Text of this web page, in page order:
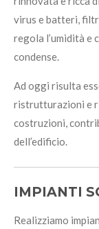
virus e batteri,
regola l’umidità e
condense.
Ad oggi risulta
ristrutturazioni e
costruzioni,
dell’edificio.
IMPIANTI
Realizziamo